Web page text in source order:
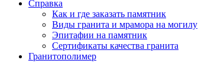
Справка
Как и где заказать памятник
Виды гранита и мрамора на могилу
Эпитафии на памятник
Сертификаты качества гранита
Гранитополимер